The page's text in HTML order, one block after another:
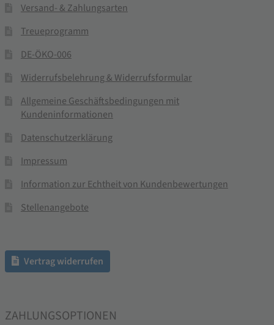
Versand- & Zahlungsarten
Treueprogramm
DE-ÖKO-006
Widerrufsbelehrung & Widerrufsformular
Allgemeine Geschäftsbedingungen mit
Kundeninformationen
Datenschutzerklärung
Impressum
Information zur Echtheit von Kundenbewertungen
Stellenangebote
Vertrag widerrufen
ZAHLUNGSOPTIONEN